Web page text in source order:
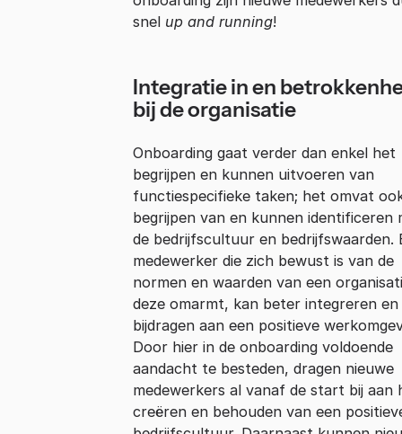
snel up and running!
Integratie in en
bij de organisatie
Onboarding gaat verder dan enkel het
begrijpen en kunnen uitvoeren van
functiespecifieke taken; het omvat
begrijpen van en kunnen identificeren
de bedrijfscultuur en bedrijfswaarden.
medewerker die zich bewust is van de
normen en waarden van een
deze omarmt, kan beter integreren en
bijdragen aan een positieve
Door hier in de onboarding voldoende
aandacht te besteden, dragen nieuwe
medewerkers al vanaf de start bij aan
creëren en behouden van een